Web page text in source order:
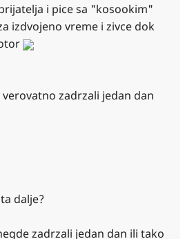
i pice sa "kosookim"
izdvojeno vreme i zivce dok
verovatno zadrzali jedan dan
dalje?
zadrzali jedan dan ili tako